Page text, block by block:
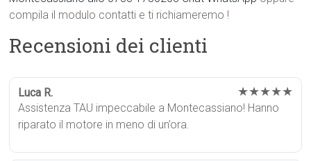
compila il modulo contatti e ti richiameremo !
Recensioni dei clienti
Luca R. ★★★★★
Assistenza TAU impeccabile a Montecassiano! Hanno
riparato il motore in meno di un’ora.